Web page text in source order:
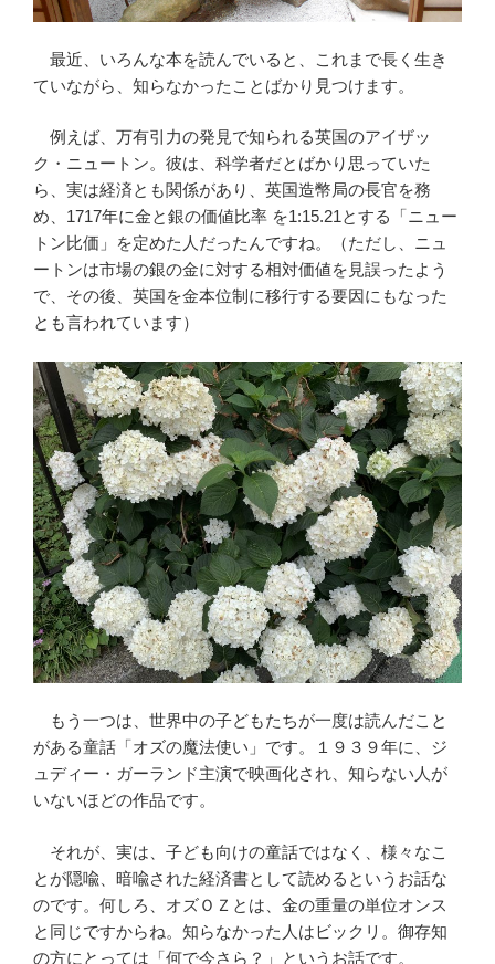
最近、いろんな本を読んでいると、これまで長く生き
ていながら、知らなかったことばかり見つけます。
例えば、万有引力の発見で知られる英国のアイザッ
ク・ニュートン。彼は、科学者だとばかり思っていた
ら、実は経済とも関係があり、英国造幣局の長官を務
め、1717年に金と銀の価値比率 を1:15.21とする「ニュー
トン比価」を定めた人だったんですね。（ただし、ニュ
ートンは市場の銀の金に対する相対価値を見誤ったよう
で、その後、英国を金本位制に移行する要因にもなった
とも言われています）
もう一つは、世界中の子どもたちが一度は読んだこと
がある童話「オズの魔法使い」です。１９３９年に、ジ
ュディー・ガーランド主演で映画化され、知らない人が
いないほどの作品です。
それが、実は、子ども向けの童話ではなく、様々なこ
とが隠喩、暗喩された経済書として読めるというお話な
のです。何しろ、オズＯＺとは、金の重量の単位オンス
と同じですからね。知らなかった人はビックリ。御存知
の方にとっては「何で今さら？」というお話です。